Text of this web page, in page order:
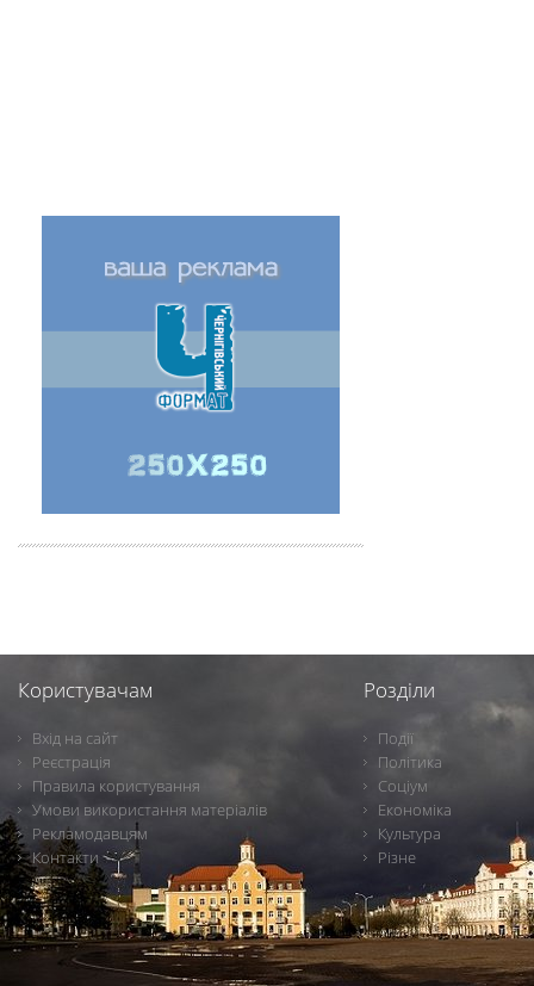
Користувачам
Вхід на сайт
Реєстрація
Правила користування
Умови використання матеріалів
Рекламодавцям
Контакти
Розділи
Події
Політика
Соціум
Економіка
Культура
Різне